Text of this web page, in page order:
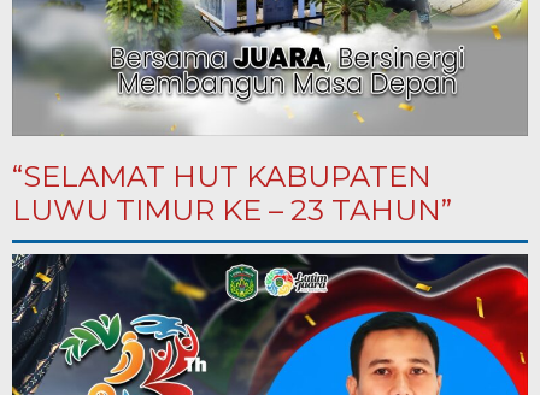
“SELAMAT HUT KABUPATEN
LUWU TIMUR KE – 23 TAHUN”